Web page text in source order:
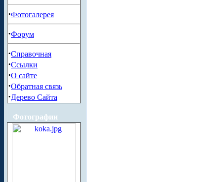
·Фотогалерея
·Форум
·Справочная
·Ссылки
·О сайте
·Обратная связь
·Дерево Сайта
Фотографии